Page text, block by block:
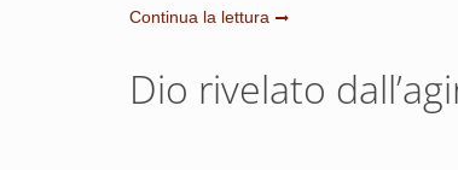
Continua la lettura
Dio rivelato